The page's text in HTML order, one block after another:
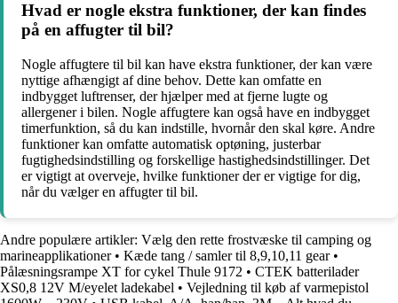
Hvad er nogle ekstra funktioner, der kan findes
på en affugter til bil?
Nogle affugtere til bil kan have ekstra funktioner, der kan være
nyttige afhængigt af dine behov. Dette kan omfatte en
indbygget luftrenser, der hjælper med at fjerne lugte og
allergener i bilen. Nogle affugtere kan også have en indbygget
timerfunktion, så du kan indstille, hvornår den skal køre. Andre
funktioner kan omfatte automatisk optøning, justerbar
fugtighedsindstilling og forskellige hastighedsindstillinger. Det
er vigtigt at overveje, hvilke funktioner der er vigtige for dig,
når du vælger en affugter til bil.
Andre populære artikler: Vælg den rette frostvæske til camping og
marineapplikationer• Kæde tang / samler til 8,9,10,11 gear•
Pålæsningsrampe XT for cykel Thule 9172 • CTEK batterilader
XS0,8 12V M/eyelet ladekabel • Vejledning til køb af varmepistol